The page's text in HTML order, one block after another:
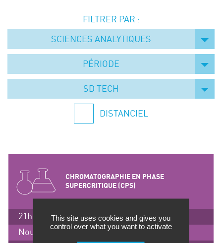
Symposium on Chain Transfer Catalysis for
sustainability – September 15 and 16, 2026
FRENCH-CHINESE CONFERENCE ON GREEN
Contacts
FILTRER PAR :
SCIENCES ANALYTIQUES
PÉRIODE
SD TECH
DISTANCIEL
CHROMATOGRAPHIE EN PHASE
SUPERCRITIQUE (CPS)
21h / 3 jours
Nous consulter
This site uses cookies and gives you
control over what you want to activate